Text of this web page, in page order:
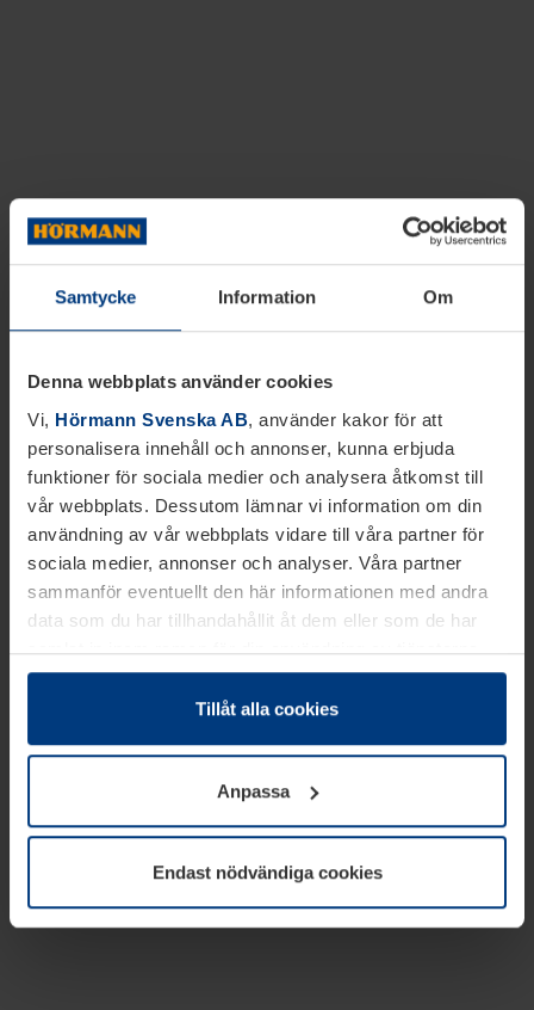
Samtycke Information Om
Denna webbplats använder cookies
Vi, Hörmann Svenska AB, använder kakor för att
personalisera innehåll och annonser, kunna erbjuda
funktioner för sociala medier och analysera åtkomst till
vår webbplats. Dessutom lämnar vi information om din
användning av vår webbplats vidare till våra partner för
sociala medier, annonser och analyser. Våra partner
sammanför eventuellt den här informationen med andra
data som du har tillhandahållit åt dem eller som de har
samlat in inom ramen för din användning av tjänsterna.
Juridiskt kan vi lagra kakor på din enhet, om de är
absolut nödvändiga för driften av den här webbplatsen.
godkännande kan du när som helst ändra eller återkalla i
informationen om kakor underDataskyddsförklaring
vår webbplats.
Tillåt alla cookies
Anpassa
Endast nödvändiga cookies